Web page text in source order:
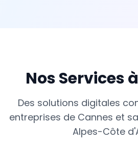
Nos Services à
Des solutions digitales
entreprises de Cannes et
Alpes-Côte